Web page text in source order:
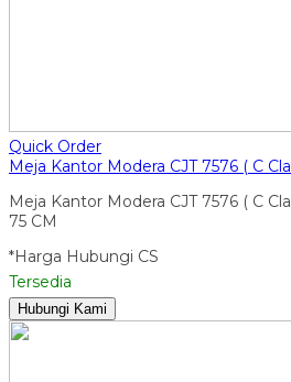
Quick Order
Meja Kantor Modera CJT 7576 ( C
Meja Kantor Modera CJT 7576 ( C
75 CM
*Harga Hubungi CS
Tersedia
Hubungi Kami